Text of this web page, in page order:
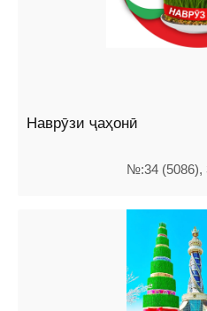
Наврӯзи ҷаҳонӣ
№:34 (5086),